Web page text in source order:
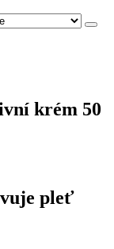
krém 50
pleť